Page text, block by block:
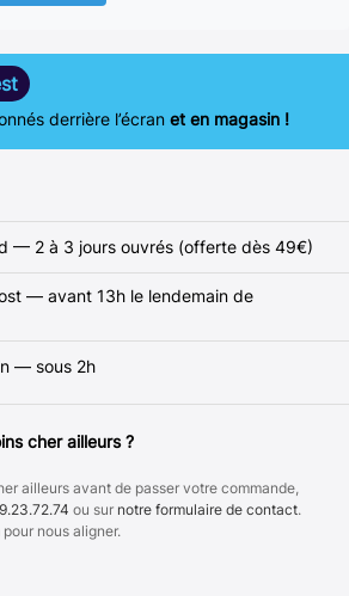
derrière l’écran et en magasin !
— 2 à 3 jours ouvrés (offerte dès 49€)
— avant 13h le lendemain de
— sous 2h
cher ailleurs ?
ailleurs avant de passer votre commande,
ou sur notre formulaire de contact.
nous aligner.